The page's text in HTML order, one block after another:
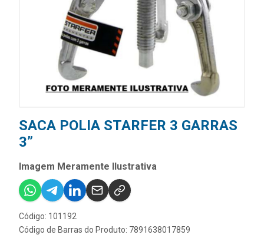
SACA POLIA STARFER 3 GARRAS
3”
Imagem Meramente Ilustrativa
Código: 101192
Código de Barras do Produto: 7891638017859